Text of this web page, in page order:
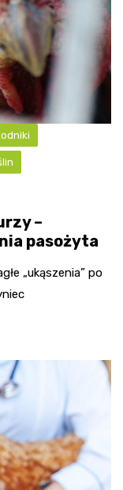
–
pasożyta
„ukąszenia” po